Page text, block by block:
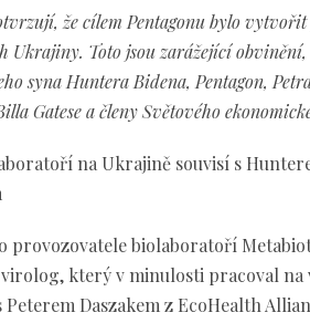
že cílem Pentagonu bylo
Ukrajiny. Toto jsou zarážející
syna Huntera Bidena, Pentagon,
Gatese a členy Světového
na Ukrajině souvisí s
provozovatele biolaboratoří
který v minulosti pracoval
Daszakem z EcoHealth